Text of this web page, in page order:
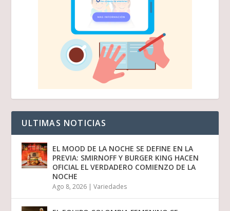
ULTIMAS NOTICIAS
EL MOOD DE LA NOCHE SE DEFINE EN LA
PREVIA: SMIRNOFF Y BURGER KING HACEN
OFICIAL EL VERDADERO COMIENZO DE LA
NOCHE
Ago 8, 2026 |Variedades